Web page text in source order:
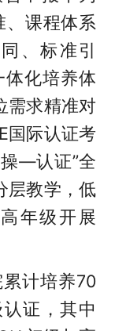
、课程体系
、标准引
体化培养体
需求精准对
国际认证考
—认证”全
层教学，低
年级开展
计培养70
证，其中